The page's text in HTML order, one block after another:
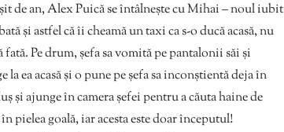
de an, Alex Puică se întâlnește cu Mihai – noul iubit
şi astfel că îi cheamă un taxi ca s-o ducă acasă, nu
Pe drum, şefa sa vomită pe pantalonii săi şi
ea acasă şi o pune pe şefa sa inconștientă deja în
şi ajunge în camera şefei pentru a căuta haine de
pielea goală, iar acesta este doar începutul!